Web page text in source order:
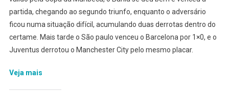
O
BAHIA
E
SE
partida, chegando ao segundo triunfo, enquanto o adversário
ficou numa situação difícil, acumulando duas derrotas dentro do
certame. Mais tarde o São paulo venceu o Barcelona por 1×0, e o
Juventus derrotou o Manchester City pelo mesmo placar.
Veja mais